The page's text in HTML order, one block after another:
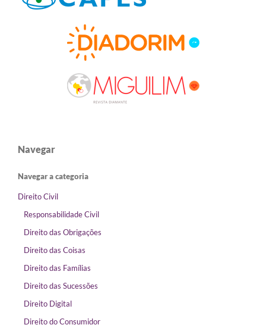
Navegar
Navegar a categoria
Direito Civil
Responsabilidade Civil
Direito das Obrigações
Direito das Coisas
Direito das Famílias
Direito das Sucessões
Direito Digital
Direito do Consumidor